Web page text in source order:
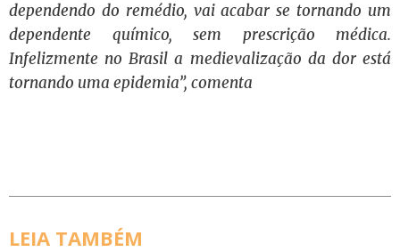
dependendo do remédio, vai acabar se tornando um
dependente químico, sem prescrição médica.
Infelizmente no Brasil a medievalização da dor está
tornando uma epidemia”, comenta
LEIA TAMBÉM